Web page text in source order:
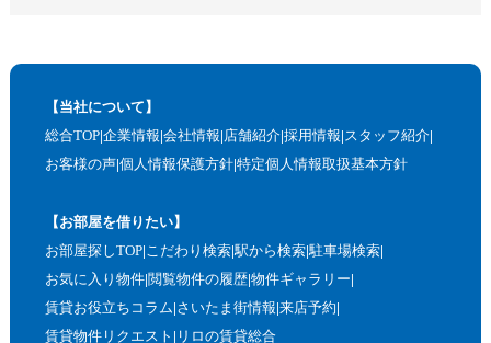
【当社について】
総合TOP 企業情報 会社情報 店舗紹介 採用情報 スタッフ紹介
お客様の声 個人情報保護方針 特定個人情報取扱基本方針
【お部屋を借りたい】
お部屋探しTOP こだわり検索 駅から検索 駐車場検索
お気に入り物件 閲覧物件の履歴 物件ギャラリー
賃貸お役立ちコラム さいたま街情報 来店予約
賃貸物件リクエスト リロの賃貸総合